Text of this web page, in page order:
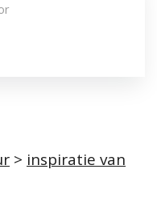
> inspiratie van